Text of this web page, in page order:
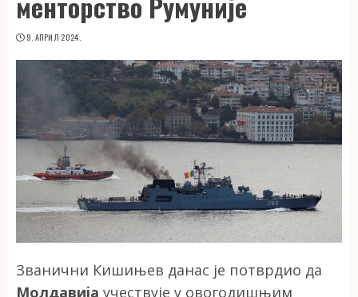
9. АПРИЛ 2024.
Званични Кишињев данас је потврдио да
Молдавија учествује у овогодишњим